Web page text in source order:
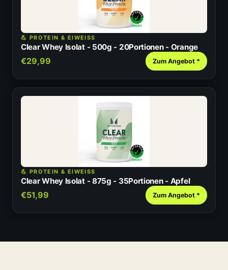
💪 PROTEIN & EIWEISS
Clear Whey Isolat - 500g - 20Portionen - Orange
€29,99 Zum Angebot *
💪 PROTEIN & EIWEISS
Clear Whey Isolat - 875g - 35Portionen - Apfel
€51,99 Zum Angebot *